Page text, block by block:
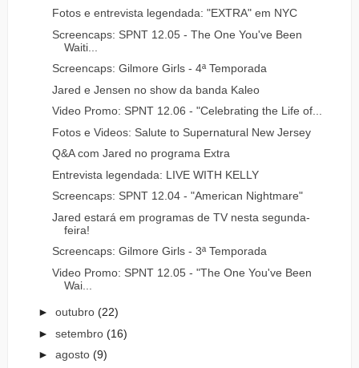
Fotos e entrevista legendada: "EXTRA" em NYC
Screencaps: SPNT 12.05 - The One You've Been
Waiti...
Screencaps: Gilmore Girls - 4ª Temporada
Jared e Jensen no show da banda Kaleo
Video Promo: SPNT 12.06 - "Celebrating the Life of...
Fotos e Videos: Salute to Supernatural New Jersey
Q&A com Jared no programa Extra
Entrevista legendada: LIVE WITH KELLY
Screencaps: SPNT 12.04 - "American Nightmare"
Jared estará em programas de TV nesta segunda-
feira!
Screencaps: Gilmore Girls - 3ª Temporada
Video Promo: SPNT 12.05 - "The One You've Been
Wai...
► outubro (22)
► setembro (16)
► agosto (9)